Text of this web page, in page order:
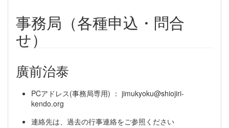
事務局（各種申込・問合
せ）
廣前治泰
PCアドレス(事務局専用) ： jimukyoku@shiojiri-
kendo.org
連絡先は、過去の行事連絡をご参照ください